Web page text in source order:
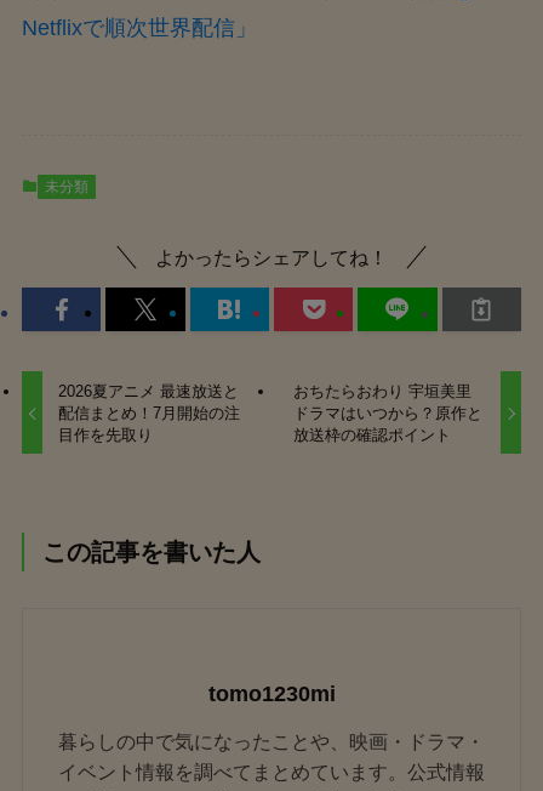
Netflixで順次世界配信」
未分類
よかったらシェアしてね！
2026夏アニメ 最速放送と
配信まとめ！7月開始の注
目作を先取り
おちたらおわり 宇垣美里
ドラマはいつから？原作と
放送枠の確認ポイント
この記事を書いた人
tomo1230mi
暮らしの中で気になったことや、映画・ドラマ・
イベント情報を調べてまとめています。公式情報